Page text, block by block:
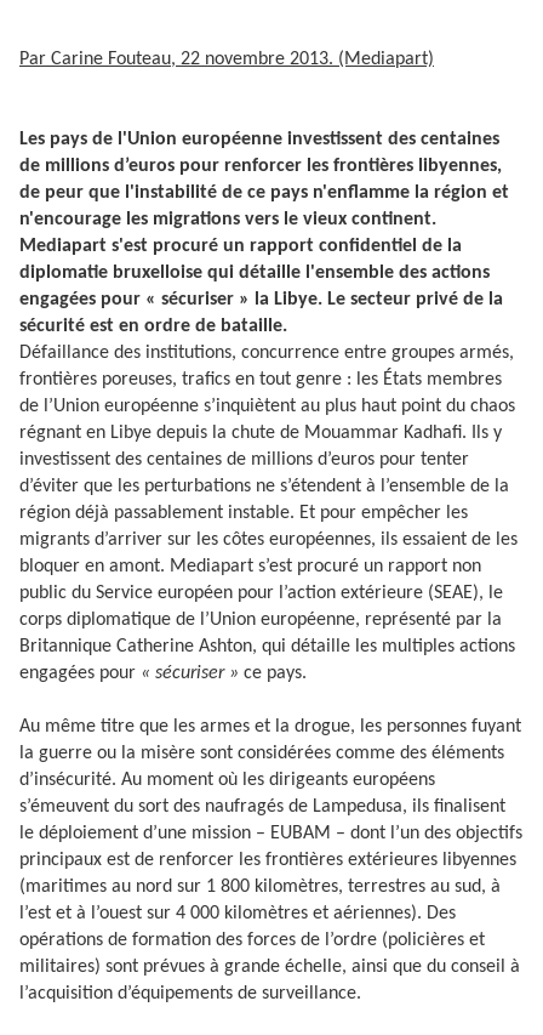
Par Carine Fouteau, 22 novembre 2013. (Mediapart)
Les pays de l'Union européenne investissent des centaines
de millions d’euros pour renforcer les frontières libyennes,
de peur que l'instabilité de ce pays n'enflamme la région et
n'encourage les migrations vers le vieux continent.
Mediapart s'est procuré un rapport confidentiel de la
diplomatie bruxelloise qui détaille l'ensemble des actions
engagées pour « sécuriser » la Libye. Le secteur privé de la
sécurité est en ordre de bataille.
Défaillance des institutions, concurrence entre groupes armés,
frontières poreuses, trafics en tout genre : les États membres
de l’Union européenne s’inquiètent au plus haut point du chaos
régnant en Libye depuis la chute de Mouammar Kadhafi. Ils y
investissent des centaines de millions d’euros pour tenter
d’éviter que les perturbations ne s’étendent à l’ensemble de la
région déjà passablement instable. Et pour empêcher les
migrants d’arriver sur les côtes européennes, ils essaient de les
bloquer en amont. Mediapart s’est procuré un rapport non
public du Service européen pour l’action extérieure (SEAE), le
corps diplomatique de l’Union européenne, représenté par la
Britannique Catherine Ashton, qui détaille les multiples actions
engagées pour « sécuriser » ce pays.
Au même titre que les armes et la drogue, les personnes fuyant
la guerre ou la misère sont considérées comme des éléments
d’insécurité. Au moment où les dirigeants européens
s’émeuvent du sort des naufragés de Lampedusa, ils finalisent
le déploiement d’une mission – EUBAM – dont l’un des objectifs
principaux est de renforcer les frontières extérieures libyennes
(maritimes au nord sur 1 800 kilomètres, terrestres au sud, à
l’est et à l’ouest sur 4 000 kilomètres et aériennes). Des
opérations de formation des forces de l’ordre (policières et
militaires) sont prévues à grande échelle, ainsi que du conseil à
l’acquisition d’équipements de surveillance.